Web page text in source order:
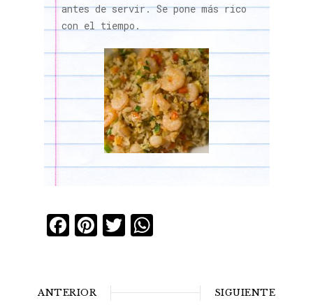
antes de servir. Se pone más rico
con el tiempo.
Facebook
Pinterest
Twitter
WhatsApp
ANTERIOR SIGUIENTE